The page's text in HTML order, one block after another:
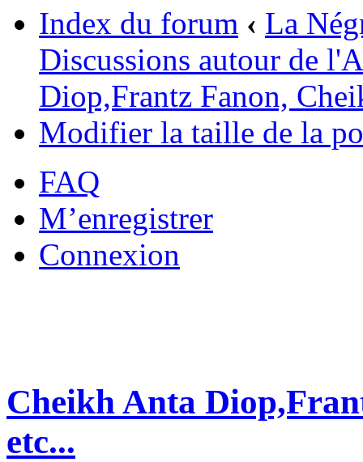
Index du forum ‹ La
Discussions autour de
Diop,Frantz Fanon,
Modifier la taille de la
FAQ
M’enregistrer
Connexion
Cheikh Anta
etc...